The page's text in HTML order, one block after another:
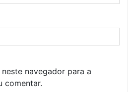
navegador para a
comentar.